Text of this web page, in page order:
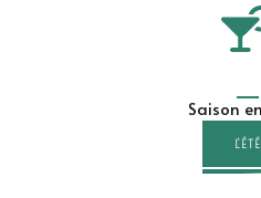
Saison
L'ÉTÉ